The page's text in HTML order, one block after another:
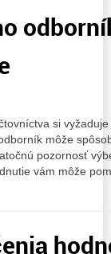
si
môže
pozornosť
vám môže